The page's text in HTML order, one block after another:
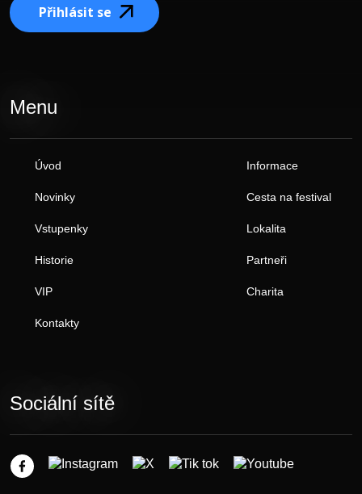
Přihlásit se
Menu
Úvod
Novinky
Vstupenky
Historie
VIP
Kontakty
Informace
Cesta na festival
Lokalita
Partneři
Charita
Sociální sítě